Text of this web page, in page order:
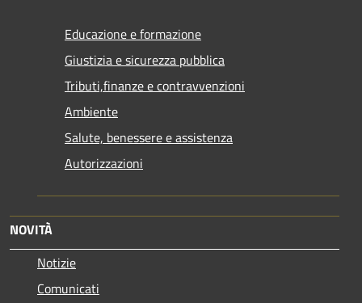
Educazione e formazione
Giustizia e sicurezza pubblica
Tributi,finanze e contravvenzioni
Ambiente
Salute, benessere e assistenza
Autorizzazioni
NOVITÀ
Notizie
Comunicati